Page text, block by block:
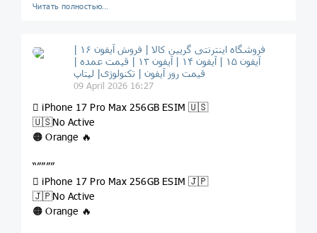
Читать полностью…
فروشگاه اینترنتی گریین کالا | فروش آیفون ۱۶ |
آیفون ۱۵ | آیفون ۱۴ | آیفون ۱۳ | قیمت عمده |
قیمت روز آیفون | تکنولوژی| لپتاپ
09 April 2026 16:27
 iPhone 17 Pro Max 256GB ESIM 🇺🇸
🇺🇸No Active
🟠 Orange 🔥
“””””
 iPhone 17 Pro Max 256GB ESIM 🇯🇵
🇯🇵No Active
🟠 Orange 🔥